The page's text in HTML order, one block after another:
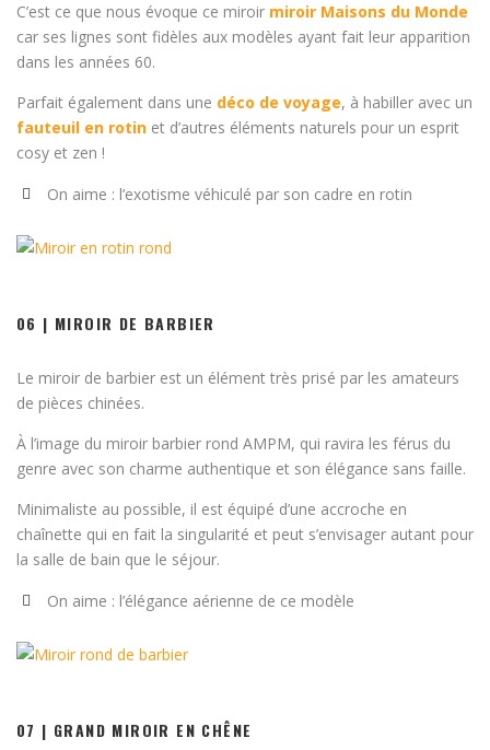
C’est ce que nous évoque ce miroir miroir Maisons du Monde
car ses lignes sont fidèles aux modèles ayant fait leur apparition
dans les années 60.
Parfait également dans une déco de voyage, à habiller avec un
fauteuil en rotin et d’autres éléments naturels pour un esprit
cosy et zen !
On aime : l’exotisme véhiculé par son cadre en rotin
06 | MIROIR DE BARBIER
Le miroir de barbier est un élément très prisé par les amateurs
de pièces chinées.
À l’image du miroir barbier rond AMPM, qui ravira les férus du
genre avec son charme authentique et son élégance sans faille.
Minimaliste au possible, il est équipé d’une accroche en
chaînette qui en fait la singularité et peut s’envisager autant pour
la salle de bain que le séjour.
On aime : l’élégance aérienne de ce modèle
07 | GRAND MIROIR EN CHÊNE